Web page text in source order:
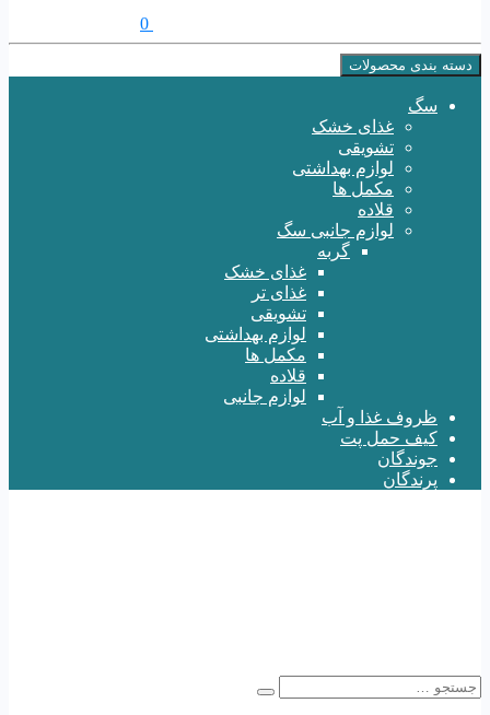
0
دسته بندی محصولات
سگ
غذای خشک
تشویقی
لوازم بهداشتی
مکمل ها
قلاده
لوازم جانبی سگ
گربه
غذای خشک
غذای تر
تشویقی
لوازم بهداشتی
مکمل ها
قلاده
لوازم جانبی
ظروف غذا و آب
کیف حمل پت
جوندگان
پرندگان